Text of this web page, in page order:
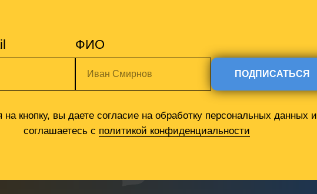
ФИО
Иван Смирнов ПОДПИСАТЬСЯ
кнопку, вы даете согласие на обработку персональных данных и
соглашаетесь c политикой конфиденциальности